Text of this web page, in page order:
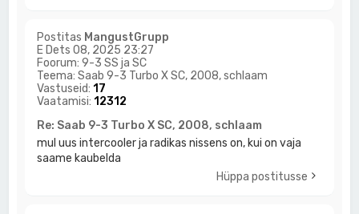
Postitas MangustGrupp
E Dets 08, 2025 23:27
Foorum:9-3 SS ja SC
Teema:Saab 9-3 Turbo X SC, 2008, schlaam
Vastuseid:17
Vaatamisi:12312
Re: Saab 9-3 Turbo X SC, 2008, schlaam
mul uus intercooler ja radikas nissens on, kui on vaja
saame kaubelda
Hüppa postitusse